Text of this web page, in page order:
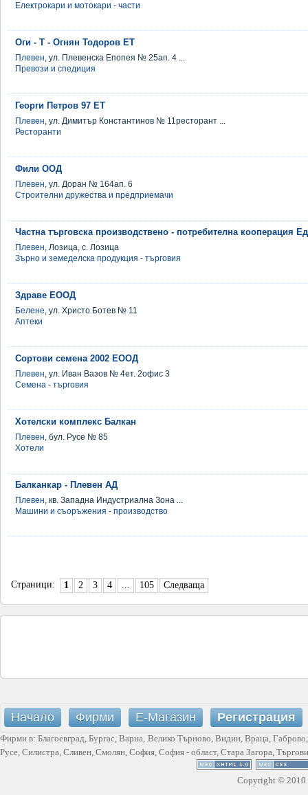
Електрокари и мотокари - части
Оги - Т - Огнян Тодоров ЕТ
Плевен, ул. Плевенска Епопея № 25ап. 4 ...
Превози и спедиция
Георги Петров 97 ЕТ
Плевен, ул. Димитър Константинов № 11ресторант ...
Ресторанти
Фили ООД
Плевен, ул. Доран № 164ап. 6
Строителни дружества и предприемачи
Частна търговска производствено - потребителна кооперация
Плевен, Лозица, с. Лозица
Зърно и земеделска продукция - търговия
Здраве ЕООД
Белене, ул. Христо Ботев № 11
Аптеки
Сортови семена 2002 ЕООД
Плевен, ул. Иван Вазов № 4ет. 2офис 3
Семена - търговия
Хотелски комплекс Балкан
Плевен, бул. Русе № 85
Хотели
Балканкар - Плевен АД
Плевен, кв. Западна Индустриална Зона ...
Машини и съоръжения - производство
Страници: 1 2 3 4 ... 105 Следваща
Начало Фирми Е-Магазин Регистрация
Фирми в:Благоевград,Бургас,Варна, Велико Търново, Видин, Враца, Габрово
Русе, Силистра, Сливен, Смолян, София, София - област, Стара Загора,
Copyright © 2010